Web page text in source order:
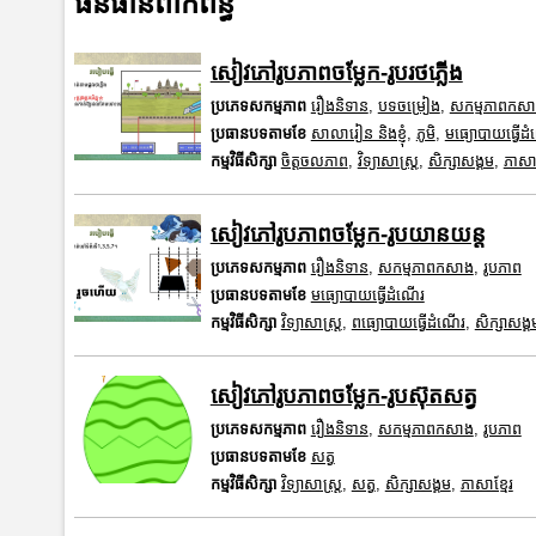
សៀវភៅរូបភាពចម្លែក-រូបរថភ្លើង
ប្រភេទសកម្មភាព រឿងនិទាន បទចម្រៀង សកម្មភាពកស
ប្រធានបទតាមខែ សាលារៀន និងខ្ញុំ ភូមិ, មធ្យោបាយធ្វើ
កម្មវិធីសិក្សា ចិត្តចលភាព វិទ្យាសាស្រ្ត សិក្សាសង្គម, ភាសា
សៀវភៅរូបភាពចម្លែក-រូបយានយន្ត
ប្រភេទសកម្មភាព រឿងនិទាន សកម្មភាពកសាង រូបភាព
ប្រធានបទតាមខែ មធ្យោបាយធ្វើដំណើរ
កម្មវិធីសិក្សា វិទ្យាសាស្រ្ត ពធ្យោបាយធ្វើដំណើរ, សិក្សាសង្គ
សៀវភៅរូបភាពចម្លែក-រូបស៊ុតសត្វ
ប្រភេទសកម្មភាព រឿងនិទាន សកម្មភាពកសាង រូបភាព
ប្រធានបទតាមខែ សត្វ
កម្មវិធីសិក្សា វិទ្យាសាស្រ្ត សត្វ សិក្សាសង្គម, ភាសាខ្មែរ